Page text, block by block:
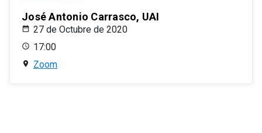
José Antonio Carrasco, UAI
27 de Octubre de 2020
17:00
Zoom